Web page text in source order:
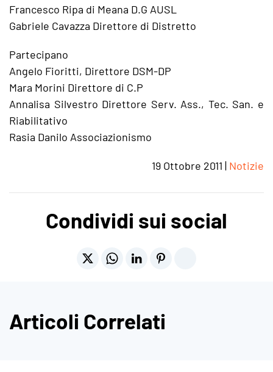
Francesco Ripa di Meana D.G AUSL
Gabriele Cavazza Direttore di Distretto
Partecipano
Angelo Fioritti, Direttore DSM-DP
Mara Morini Direttore di C.P
Annalisa Silvestro Direttore Serv. Ass., Tec. San. e
Riabilitativo
Rasia Danilo Associazionismo
19 Ottobre 2011 | Notizie
Condividi sui social
Articoli Correlati